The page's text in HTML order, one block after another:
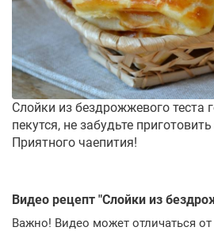
Слойки из бездрожжевого теста
пекутся, не забудьте
Приятного чаепития!
Видео рецепт "Слойки из
Важно! Видео может отличаться от